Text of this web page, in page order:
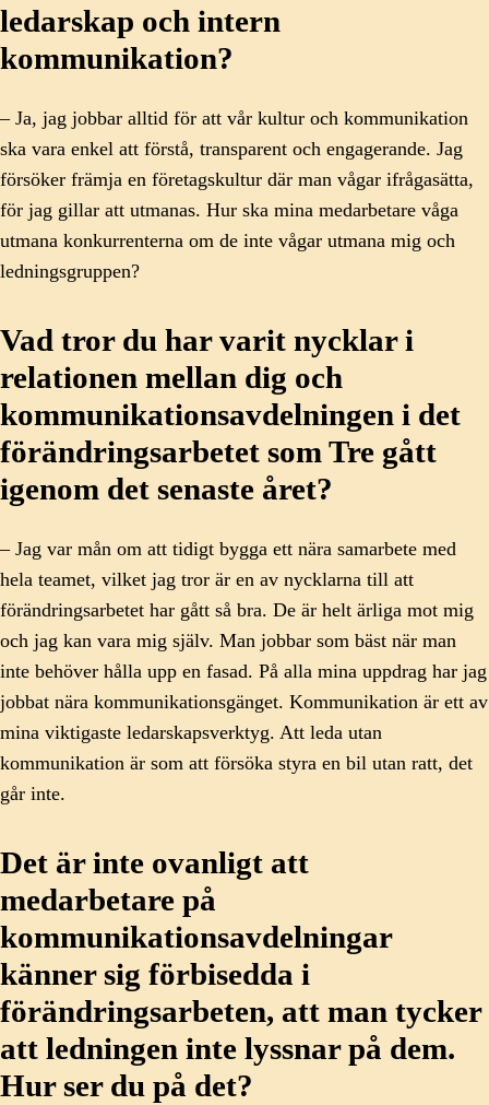
ledarskap och intern
kommunikation?
– Ja, jag jobbar alltid för att vår kultur och kommunikation
ska vara enkel att förstå, transparent och engagerande. Jag
försöker främja en företagskultur där man vågar ifrågasätta,
för jag gillar att utmanas. Hur ska mina medarbetare våga
utmana konkurrenterna om de inte vågar utmana mig och
ledningsgruppen?
Vad tror du har varit nycklar i
relationen mellan dig och
kommunikationsavdelningen i det
förändringsarbetet som Tre gått
igenom det senaste året?
– Jag var mån om att tidigt bygga ett nära samarbete med
hela teamet, vilket jag tror är en av nycklarna till att
förändringsarbetet har gått så bra. De är helt ärliga mot mig
och jag kan vara mig själv. Man jobbar som bäst när man
inte behöver hålla upp en fasad. På alla mina uppdrag har jag
jobbat nära kommunikationsgänget. Kommunikation är ett av
mina viktigaste ledarskapsverktyg. Att leda utan
kommunikation är som att försöka styra en bil utan ratt, det
går inte.
Det är inte ovanligt att
medarbetare på
kommunikationsavdelningar
känner sig förbisedda i
förändringsarbeten, att man tycker
att ledningen inte lyssnar på dem.
Hur ser du på det?